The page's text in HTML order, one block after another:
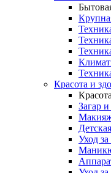
Красота и
Загар
Уход